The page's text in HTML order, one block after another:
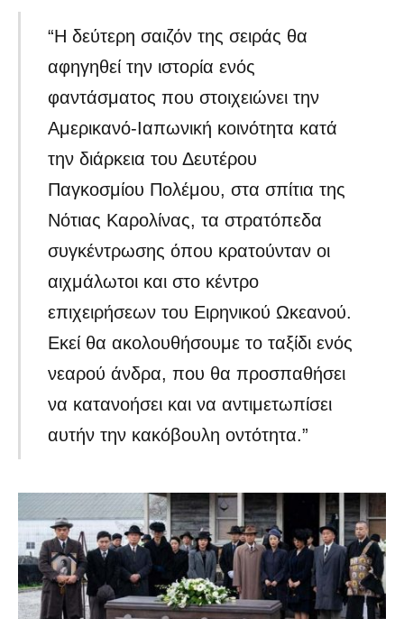
“Η δεύτερη σαιζόν της σειράς θα
αφηγηθεί την ιστορία ενός
φαντάσματος που στοιχειώνει την
Αμερικανό-Ιαπωνική κοινότητα κατά
την διάρκεια του Δευτέρου
Παγκοσμίου Πολέμου, στα σπίτια της
Νότιας Καρολίνας, τα στρατόπεδα
συγκέντρωσης όπου κρατούνταν οι
αιχμάλωτοι και στο κέντρο
επιχειρήσεων του Ειρηνικού Ωκεανού.
Εκεί θα ακολουθήσουμε το ταξίδι ενός
νεαρού άνδρα, που θα προσπαθήσει
να κατανοήσει και να αντιμετωπίσει
αυτήν την κακόβουλη οντότητα.”